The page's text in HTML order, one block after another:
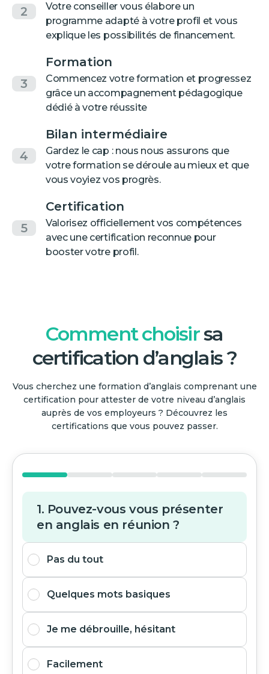
2
Votre conseiller vous élabore un
programme adapté à votre profil et vous
explique les possibilités de financement.
3
Formation
Commencez votre formation et progressez
grâce un accompagnement pédagogique
dédié à votre réussite
4
Bilan intermédiaire
Gardez le cap : nous nous assurons que
votre formation se déroule au mieux et que
vous voyiez vos progrès.
5
Certification
Valorisez officiellement vos compétences
avec une certification reconnue pour
booster votre profil.
Comment choisirsa
certification d’anglais ?
Vous cherchez une formation d’anglais comprenant une
certification pour attester de votre niveau d’anglais
auprès de vos employeurs ? Découvrez les
certifications que vous pouvez passer.
1. Pouvez-vous vous présenter
en anglais en réunion ?
Pas du tout
Quelques mots basiques
Je me débrouille, hésitant
Facilement